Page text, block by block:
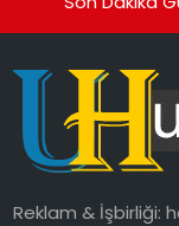
SAĞLIK
YAŞAM
Reklam & İşbirliği: